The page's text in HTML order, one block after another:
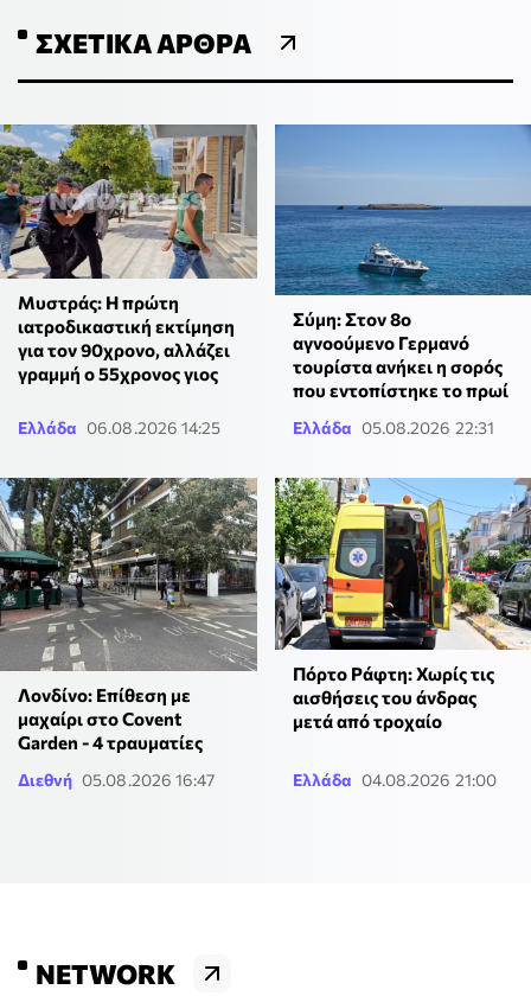
ΣΧΕΤΙΚΆ ΆΡΘΡΑ
Μυστράς: Η πρώτη
ιατροδικαστική εκτίμηση
για τον 90χρονο, αλλάζει
γραμμή ο 55χρονος γιος
Ελλάδα 06.08.2026 14:25
Σύμη: Στον 8ο
αγνοούμενο Γερμανό
τουρίστα ανήκει η σορός
που εντοπίστηκε το πρωί
Ελλάδα 05.08.2026 22:31
Λονδίνο: Επίθεση με
μαχαίρι στο Covent
Garden - 4 τραυματίες
Διεθνή 05.08.2026 16:47
Πόρτο Ράφτη: Χωρίς τις
αισθήσεις του άνδρας
μετά από τροχαίο
Ελλάδα 04.08.2026 21:00
NETWORK